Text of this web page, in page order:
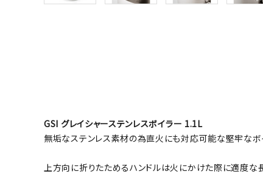
GSI グレイシャーステンレスボイラー 1.1L
無垢なステンレス素材の為直火にも対応可能な堅牢なボ
上方向に折りたためるハンドルは火にかけた際に適度な